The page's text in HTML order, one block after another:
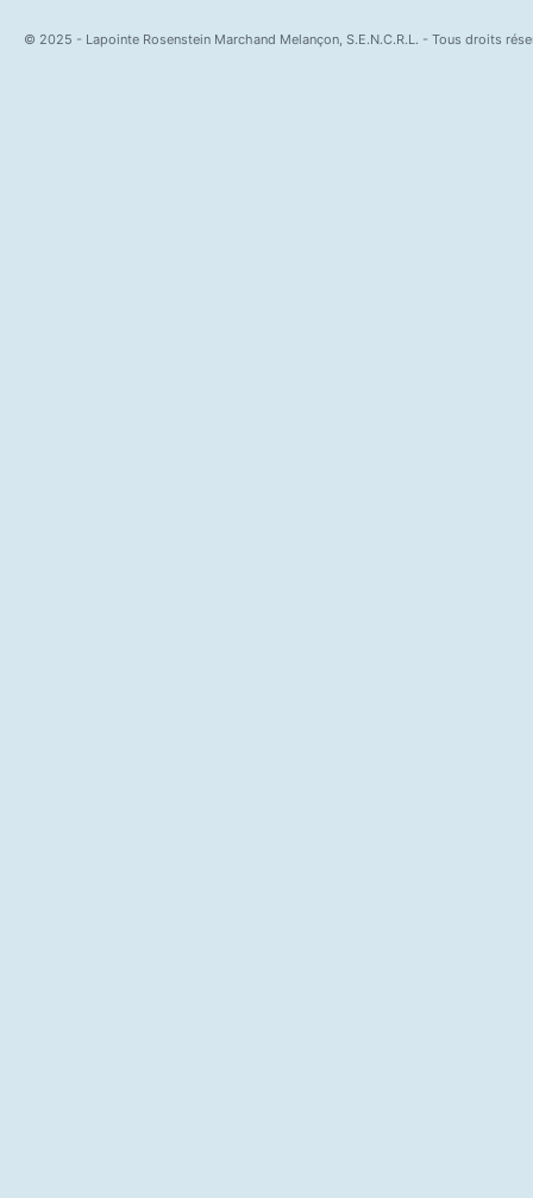
© 2025 - Lapointe Rosenstein Marchand Melançon, S.E.N.C.R.L. - Tous droits